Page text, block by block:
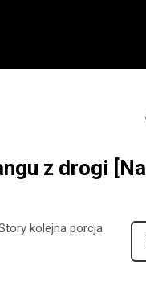
z drogi [Na
kolejna porcja